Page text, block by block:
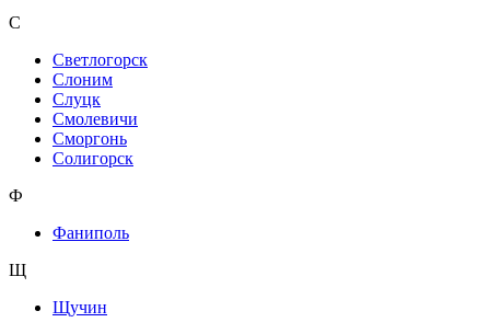
С
Светлогорск
Слоним
Слуцк
Смолевичи
Сморгонь
Солигорск
Ф
Фаниполь
Щ
Щучин